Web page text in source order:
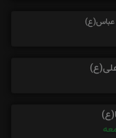
عباس(ع)